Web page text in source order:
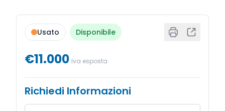
Usato Disponibile
€11.000 Iva esposta
Richiedi Informazioni